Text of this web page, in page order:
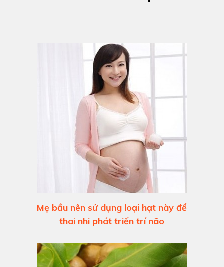
Mẹ bầu nên sử dụng loại hạt này để
thai nhi phát triển trí não